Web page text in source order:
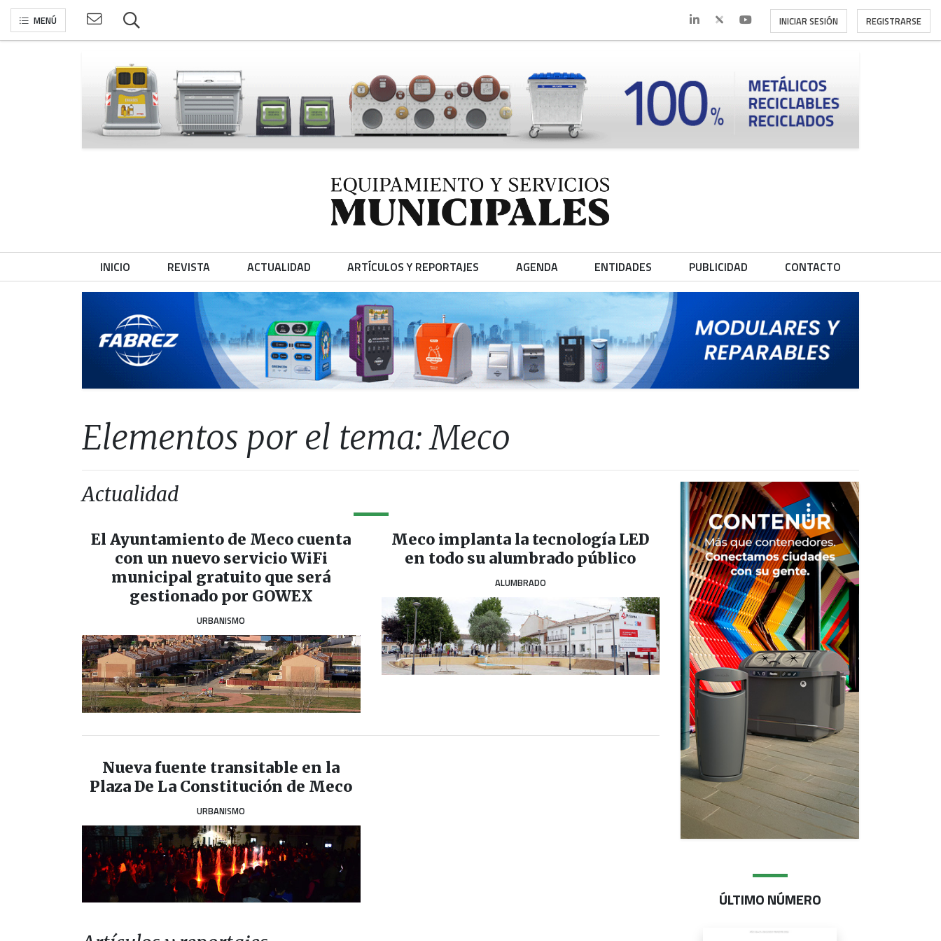
MENÚ INICIAR SESIÓN REGISTRARSE
INICIO REVISTA ACTUALIDAD ARTÍCULOS Y REPORTAJES AGENDA ENTIDADES PUBLICIDAD CONTACTO
Elementos por el tema: Meco
Actualidad
El Ayuntamiento de Meco cuenta
con un nuevo servicio WiFi
municipal gratuito que será
gestionado por GOWEX
URBANISMO
Meco implanta la tecnología LED
en todo su alumbrado público
ALUMBRADO
Nueva fuente transitable en la
Plaza De La Constitución de Meco
URBANISMO
ÚLTIMO NÚMERO